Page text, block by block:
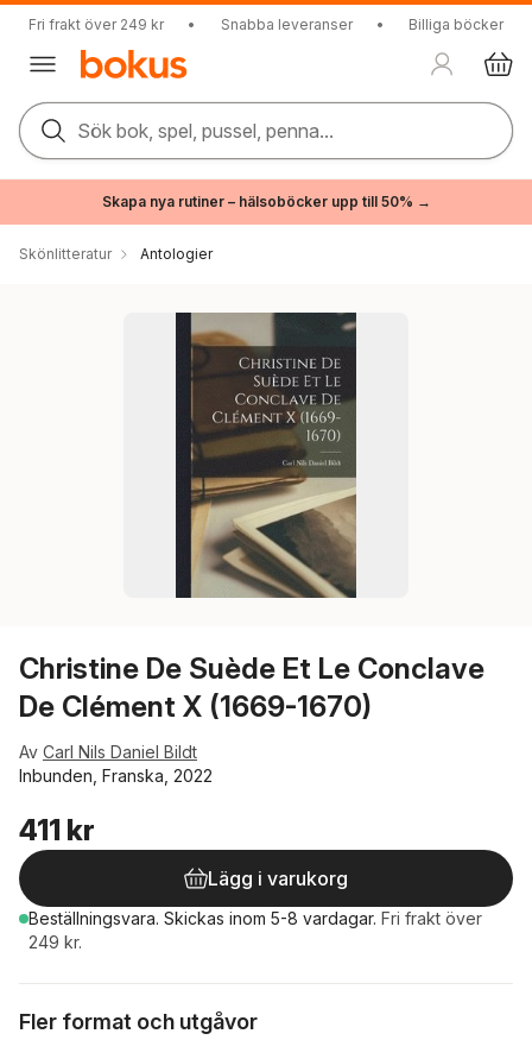
Fri frakt över 249 kr • Snabba leveranser • Billiga böcker
Sök bok, spel, pussel, penna...
Skapa nya rutiner – hälsoböcker upp till 50% →
Skönlitteratur Antologier
Christine De Suède Et Le Conclave
De Clément X (1669-1670)
Av Carl Nils Daniel Bildt
Inbunden, Franska, 2022
411 kr
Lägg i varukorg
Beställningsvara. Skickas inom 5-8 vardagar. Fri frakt över
249 kr.
Fler format och utgåvor